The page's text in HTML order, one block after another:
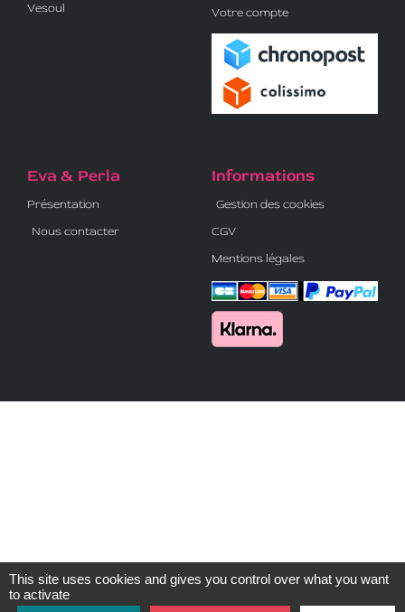
Vesoul
Votre compte
Eva & Perla
Présentation
Nous contacter
Informations
Gestion des cookies
CGV
Mentions légales
This site uses cookies and gives you control over what you want
to activate